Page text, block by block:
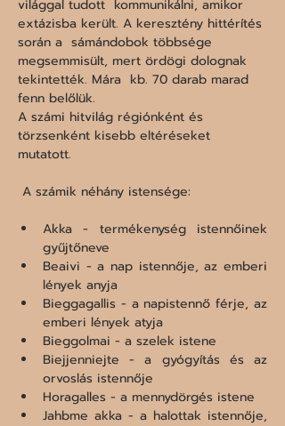
világgal tudott  kommunikálni, amikor
extázisba került. A keresztény hittérítés
során a  sámándobok többsége
megsemmisült, mert ördögi dolognak
tekintették. Mára  kb. 70 darab marad
fenn belőlük.
A számi hitvilág régiónként és
törzsenként kisebb eltéréseket
mutatott.
A számik néhány istensége:
Akka - termékenység istennőinek
gyűjtőneve
Beaivi - a nap istennője, az emberi
lények anyja
Bieggagallis - a napistennő férje, az
emberi lények atyja
Bieggolmai - a szelek istene
Biejjenniejte - a gyógyítás és az
orvoslás istennője
Horagalles - a mennydörgés istene
Jahbme akka - a halottak istennője,